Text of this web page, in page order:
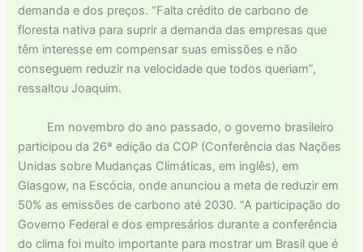
demanda e dos preços. “Falta crédito de carbono de
floresta nativa para suprir a demanda das empresas que
têm interesse em compensar suas emissões e não
conseguem reduzir na velocidade que todos queriam”,
ressaltou Joaquim.
Em novembro do ano passado, o governo brasileiro
participou da 26ª edição da COP (Conferência das Nações
Unidas sobre Mudanças Climáticas, em inglês), em
Glasgow, na Escócia, onde anunciou a meta de reduzir em
50% as emissões de carbono até 2030. “A participação do
Governo Federal e dos empresários durante a conferência
do clima foi muito importante para mostrar um Brasil que é